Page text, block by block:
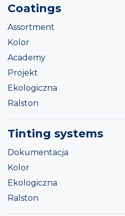
Coatings
Assortment
Kolor
Academy
Projekt
Ekologiczna
Ralston
Tinting systems
Dokumentacja
Kolor
Ekologiczna
Ralston